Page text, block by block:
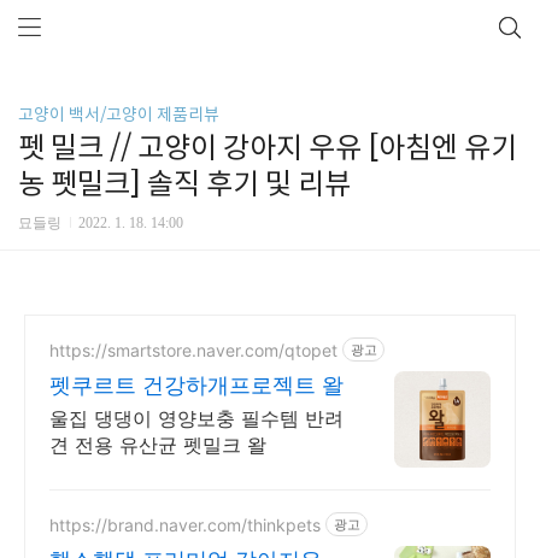
고양이 백서/고양이 제품리뷰
펫 밀크 // 고양이 강아지 우유 [아침엔 유기
농 펫밀크] 솔직 후기 및 리뷰
묘들링 2022. 1. 18. 14:00
https://smartstore.naver.com/qtopet 광고
펫쿠르트 건강하개프로젝트 왈
울집 댕댕이 영양보충 필수템 반려
견 전용 유산균 펫밀크 왈
https://brand.naver.com/thinkpets 광고